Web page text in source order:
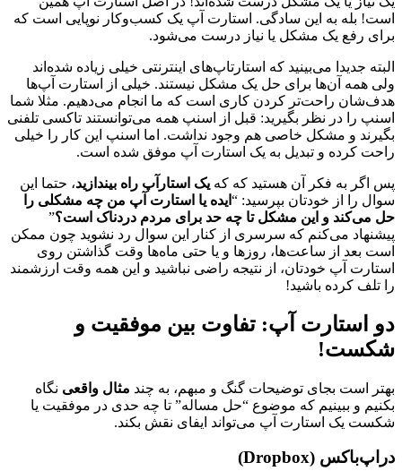
است! بله به این سادگی. استارت آپ یک کسب‌و‌کار نوپایی است که
برای رفع یک مشکل یا نیاز درست می‌شود.
البته جدیدا می‌بینید که استارتاپ‌های اینترنتی خیلی زیاده شده‌اند
ولی همه آن‌ها برای حل یک مشکل نیستند. خیلی از استارت آپ‌ها
هدف‌شان راحت‌تر کردن کاری است که ما انجام می‌دهیم. مثلا شما
اسنپ را در نظر بگیرید: قبل از اسنپ همه می‌توانستند تاکسی تلفنی
بگیرند و مشکل خاصی هم وجود نداشت. اما اسنپ این کار را خیلی
راحت کرده و تبدیل به یک استارت آپ موفق شده است.
پس اگر به فکر آن هستید که که یک استار‌آپ راه بیندازید، حتما این
سوال را از خودتان بپرسید: “ ایده یا استارت آپ من چه مشکلی را
حل می‌کند و این مشکل تا چه حد برای مردم دردناک است؟”
پیشنهاد می‌کنم که سرسری از کنار این سوال رد نشوید چون ممکن
است بعد از ساعت‌ها، روزها و یا حتی ماه‌ها وقت گذاشتن روی
استارت آپ خودتان، از نتیجه راضی نباشید و این همه وقت ارزشمند
را تلف کرده باشید!
دو استارت آپ: تفاوت بین موفقیت و
شکست!
بهتر است بجای توضیحات گنگ و مبهم، به چند مثال واقعی نگاه
بکنیم و ببینیم که موضوع “حل مساله” تا چه حدی در موفقیت یا
شکست یک استارت آپ می‌تواند ایفای نقش بکند.
دراپ‌باکس (Dropbox)